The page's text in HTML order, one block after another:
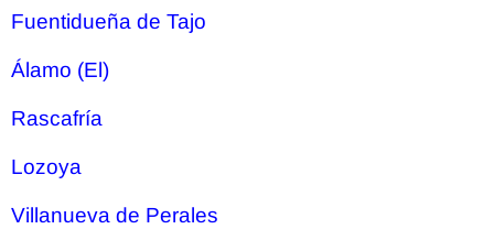
Fuentidueña de Tajo
Álamo (El)
Rascafría
Lozoya
Villanueva de Perales